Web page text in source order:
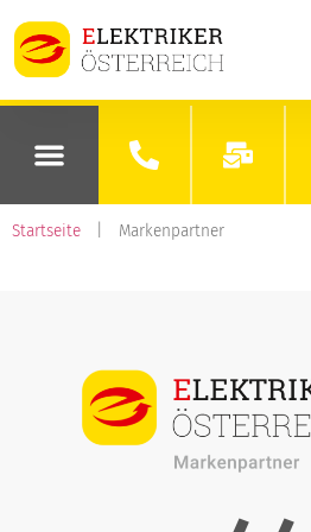
Startseite Markenpartner